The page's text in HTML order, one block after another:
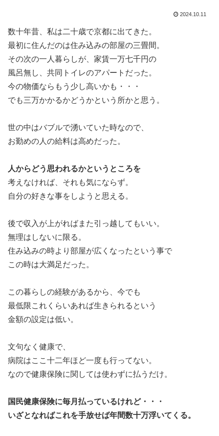
2024.10.11
数十年昔、私は二十歳で京都に出てきた。
最初に住んだのは住み込みの部屋の三畳間。
その次の一人暮らしが、家賃一万七千円の
風呂無し、共同トイレのアパートだった。
今の物価ならもう少し高いかも・・・
でも三万かかるかどうかという所かと思う。
世の中はバブルで湧いていた時なので、
お勤めの人の給料は高めだった。
人からどう思われるかというところを
考えなければ、それも気にならず。
自分の好きな事をしようと思える。
後で収入が上がればまた引っ越してもいい。
無理はしないに限る。
住み込みの時より部屋が広くなったという事で
この時は大満足だった。
この暮らしの経験があるから、今でも
最低限これくらいあれば生きられるという
金額の設定は低い。
文句なく健康で、
病院はここ十二年ほど一度も行ってない。
なので健康保険に関しては使わずに払うだけ。
国民健康保険に毎月払っているけれど・・・
いざとなればこれを手放せば年間数十万浮いてくる。